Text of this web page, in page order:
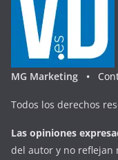
MG Marketing •
Todos los derechos
Las opiniones
del autor y no reflejan